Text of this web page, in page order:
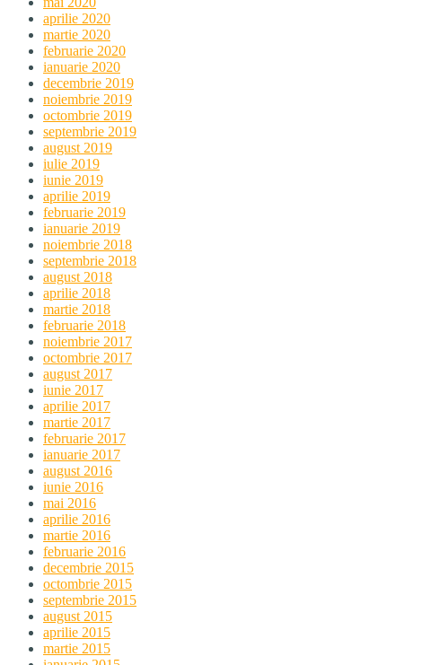
aprilie 2020
martie 2020
februarie 2020
ianuarie 2020
decembrie 2019
noiembrie 2019
octombrie 2019
septembrie 2019
august 2019
iulie 2019
iunie 2019
aprilie 2019
februarie 2019
ianuarie 2019
noiembrie 2018
septembrie 2018
august 2018
aprilie 2018
martie 2018
februarie 2018
noiembrie 2017
octombrie 2017
august 2017
iunie 2017
aprilie 2017
martie 2017
februarie 2017
ianuarie 2017
august 2016
iunie 2016
mai 2016
aprilie 2016
martie 2016
februarie 2016
decembrie 2015
octombrie 2015
septembrie 2015
august 2015
aprilie 2015
martie 2015